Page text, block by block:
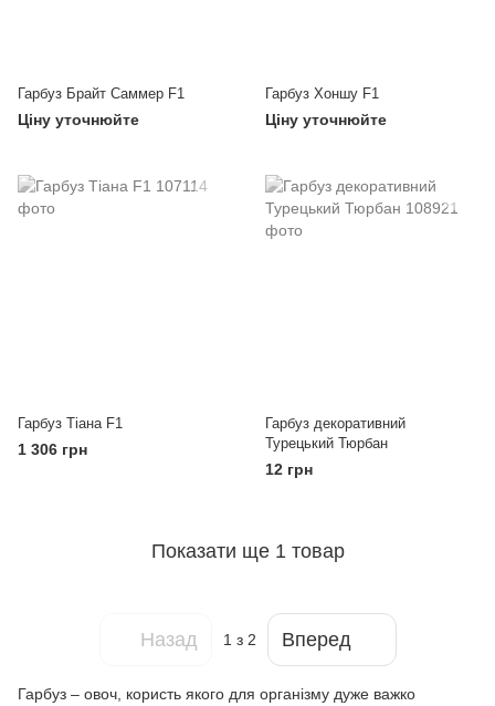
Гарбуз Брайт Саммер F1
Ціну уточнюйте
Гарбуз Хоншу F1
Ціну уточнюйте
Гарбуз Тіана F1
1 306 грн
Гарбуз декоративний
Турецький Тюрбан
12 грн
Показати ще 1 товар
Назад 1 з 2 Вперед
Гарбуз – овоч, користь якого для організму дуже важко